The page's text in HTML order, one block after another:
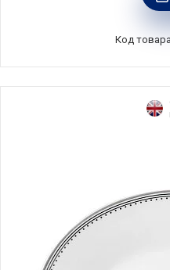
Easy Life,
Код